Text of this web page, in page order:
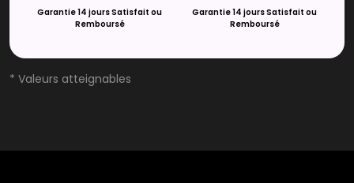
Garantie 14 jours Satisfait ou
Remboursé
Garantie 14 jours Satisfait ou
Remboursé
* Valeurs atteignables